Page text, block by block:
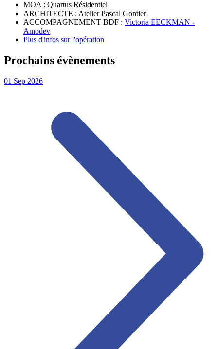
MOA : Quartus Résidentiel
ARCHITECTE : Atelier Pascal Gontier
ACCOMPAGNEMENT BDF : Victoria EECKMAN -
Amodev
Plus d'infos sur l'opération
Prochains évènements
01 Sep 2026